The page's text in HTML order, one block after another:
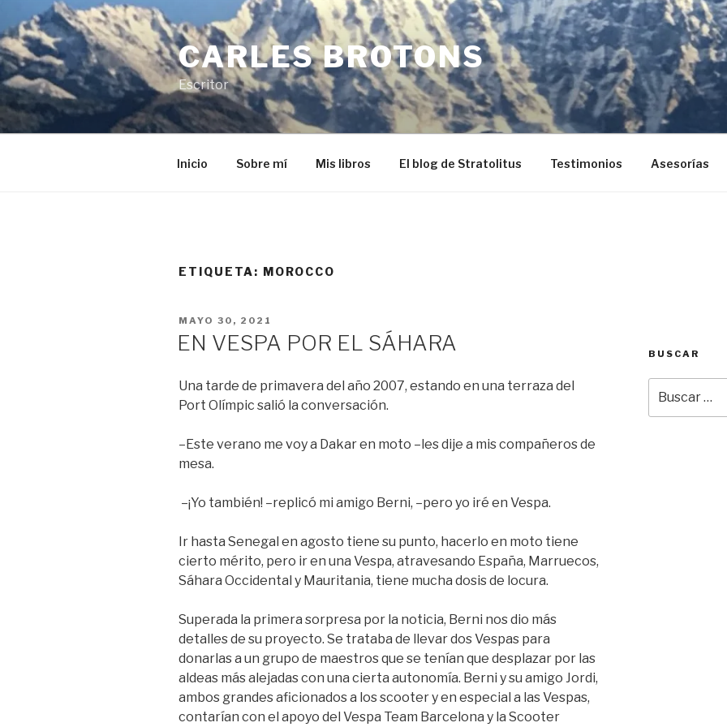
al
contenido
CARLES BROTONS
Escritor
Inicio Sobre mí Mis libros El blog de Stratolitus Testimonios Asesorías
ETIQUETA: MOROCCO
PUBLICADO
EL
MAYO 30, 2021
EN VESPA POR EL SÁHARA
Una tarde de primavera del año 2007, estando en una terraza del
Port Olímpic salió la conversación.
–Este verano me voy a Dakar en moto –les dije a mis compañeros de
mesa.
–¡Yo también! –replicó mi amigo Berni, –pero yo iré en Vespa.
Ir hasta Senegal en agosto tiene su punto, hacerlo en moto tiene
cierto mérito, pero ir en una Vespa, atravesando España, Marruecos,
Sáhara Occidental y Mauritania, tiene mucha dosis de locura.
Superada la primera sorpresa por la noticia, Berni nos dio más
detalles de su proyecto. Se trataba de llevar dos Vespas para
donarlas a un grupo de maestros que se tenían que desplazar por las
aldeas más alejadas con una cierta autonomía. Berni y su amigo Jordi,
ambos grandes aficionados a los scooter y en especial a las Vespas,
contarían con el apoyo del Vespa Team Barcelona y la Scooter
BUSCAR
por: